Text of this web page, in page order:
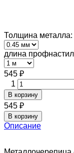
Толщина металла:
длина
545 ₽
1
В корзину
545 ₽
В корзину
Описание